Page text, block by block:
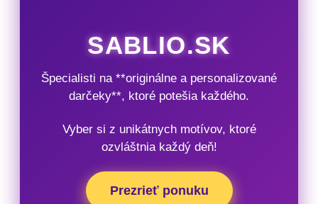
SABLIO.SK
Špecialisti na **originálne a personalizované
darčeky**, ktoré potešia každého.
Vyber si z unikátnych motívov, ktoré
ozvláštnia každý deň!
Prezrieť ponuku